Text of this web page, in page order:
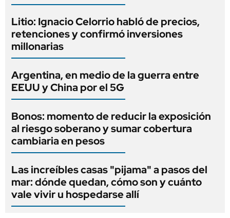
Litio: Ignacio Celorrio habló de precios,
retenciones y confirmó inversiones
millonarias
Argentina, en medio de la guerra entre
EEUU y China por el 5G
Bonos: momento de reducir la exposición
al riesgo soberano y sumar cobertura
cambiaria en pesos
Las increíbles casas "pijama" a pasos del
mar: dónde quedan, cómo son y cuánto
vale vivir u hospedarse allí